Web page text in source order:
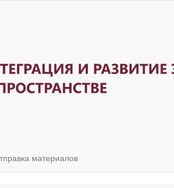
материалов